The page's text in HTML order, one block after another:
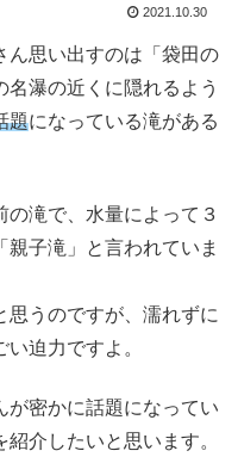
2021.10.30
ん思い出すのは「袋田の
瀑の近くに隠れるよう
題になっている滝がある
の滝で、水量によって３
子滝」と言われていま
思うのですが、濡れずに
迫力ですよ。
が密かに話題になってい
紹介したいと思います。